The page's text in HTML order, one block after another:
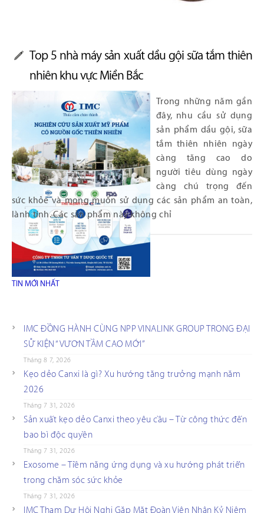
Top 5 nhà máy sản xuất dầu gội sữa tắm thiên
nhiên khu vực Miền Bắc
Trong những năm gần
đây, nhu cầu sử dụng
sản phẩm dầu gội, sữa
tắm thiên nhiên ngày
càng tăng cao do
người tiêu dùng ngày
càng chú trọng đến
sức khỏe và mong muốn sử dụng các sản phẩm an toàn,
lành tính. Các sản phẩm này không chỉ
TIN MỚI NHẤT
IMC ĐỒNG HÀNH CÙNG NPP VINALINK GROUP TRONG ĐẠI
SỰ KIỆN “VƯƠN TẦM CAO MỚI”
Tháng 8 7, 2026
Kẹo dẻo Canxi là gì? Xu hướng tăng trưởng mạnh năm
2026
Tháng 7 31, 2026
Sản xuất kẹo dẻo Canxi theo yêu cầu – Từ công thức đến
bao bì độc quyền
Tháng 7 31, 2026
Exosome – Tiềm năng ứng dụng và xu hướng phát triển
trong chăm sóc sức khỏe
Tháng 7 31, 2026
IMC Tham Dự Hội Nghị Gặp Mặt Đoàn Viên Nhân Kỷ Niệm